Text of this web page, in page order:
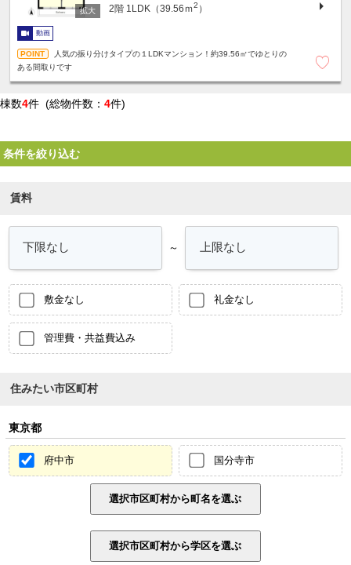
2階 1LDK（39.56ｍ2 ）
動画
人気の振り分けタイプの１LDKマンション！約39.56㎡でゆとりの
ある間取りです
棟数4件 (総物件数： 4件)
条件を絞り込む
賃料
～
敷金なし 礼金なし
管理費・共益費込み
住みたい市区町村
東京都
府中市 国分寺市